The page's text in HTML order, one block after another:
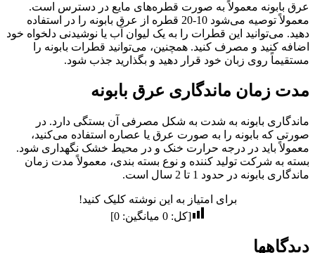
عرق بابونه معمولاً به صورت قطره‌های مایع در دسترس است.
معمولاً توصیه می‌شود 10-20 قطره از عرق بابونه را در استفاده
دهید. می‌توانید این قطرات را به یک لیوان آب یا نوشیدنی دلخواه خود
اضافه کنید و مصرف کنید. همچنین، می‌توانید قطرات بابونه را
مستقیماً روی زبان خود قرار دهید و بگذارید جذب شود.
مدت زمان ماندگاری عرق بابونه
ماندگاری بابونه به شدت به شکل مصرفی آن بستگی دارد. در
صورتی که بابونه را به صورت عرق یا عصاره استفاده می‌کنید،
معمولاً باید در درجه حرارت خنک و در محیط خشک نگهداری شود.
بسته به شرکت تولید کننده و نوع بسته بندی، معمولاً مدت زمان
ماندگاری بابونه در حدود 1 تا 2 سال است.
برای امتیاز به این نوشته کلیک کنید!
[کل:0 میانگین:0
]
دیدگاهها